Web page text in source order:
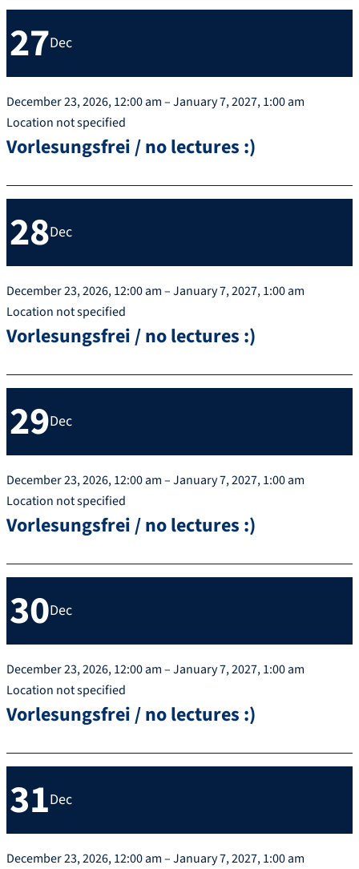
27Dec
December 23, 2026, 12:00 am – January 7, 2027, 1:00 am
Vorlesungsfrei / no lectures :)
Location not specified
28Dec
December 23, 2026, 12:00 am – January 7, 2027, 1:00 am
Vorlesungsfrei / no lectures :)
Location not specified
29Dec
December 23, 2026, 12:00 am – January 7, 2027, 1:00 am
Vorlesungsfrei / no lectures :)
Location not specified
30Dec
December 23, 2026, 12:00 am – January 7, 2027, 1:00 am
Vorlesungsfrei / no lectures :)
Location not specified
31Dec
December 23, 2026, 12:00 am – January 7, 2027, 1:00 am